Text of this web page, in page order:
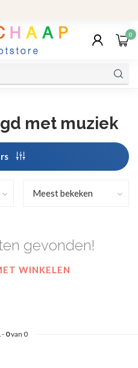
0
met muziek
gevonden!
WINKELEN
- 0van 0